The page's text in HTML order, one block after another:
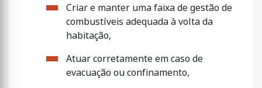
Criar e manter uma faixa de gestão de
combustíveis adequada à volta da
habitação,
Atuar corretamente em caso de
evacuação ou confinamento,